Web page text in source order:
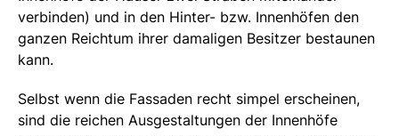
verbinden) und in den Hinter- bzw. Innenhöfen den
ganzen Reichtum ihrer damaligen Besitzer bestaunen
kann.
Selbst wenn die Fassaden recht simpel erscheinen,
sind die reichen Ausgestaltungen der Innenhöfe